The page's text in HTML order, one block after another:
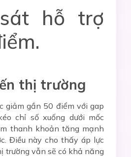
hỗ trợ
thị trường
giảm gần 50 điểm với gap
chỉ số xuống dưới mốc
thanh khoản tăng mạnh
Điều này cho thấy áp lực
trường vẫn sẽ có khả năng